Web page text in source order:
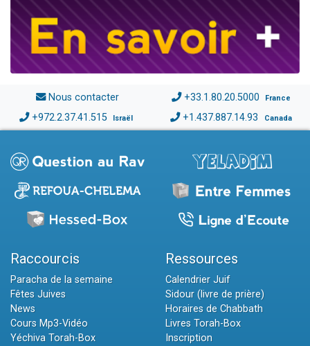
Nous contacter +33.1.80.20.5000 France
+972.2.37.41.515 Israël +1.437.887.14.93 Canada
Raccourcis
Paracha de la semaine
Fêtes Juives
News
Cours Mp3-Vidéo
Yéchiva Torah-Box
Ressources
Calendrier Juif
Sidour (livre de prière)
Horaires de Chabbath
Livres Torah-Box
Inscription